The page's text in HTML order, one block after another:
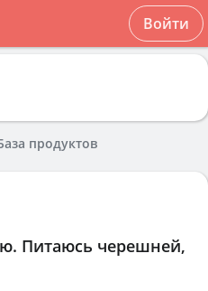
Войти
продуктов
Питаюсь черешней,